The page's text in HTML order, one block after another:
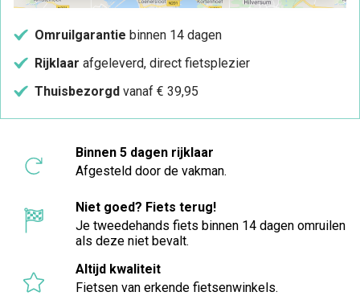
Omruilgarantie binnen 14 dagen
Rijklaar afgeleverd, direct fietsplezier
Thuisbezorgd vanaf € 39,95
Binnen 5 dagen rijklaar
Afgesteld door de vakman.
Niet goed? Fiets terug!
Je tweedehands fiets binnen 14 dagen omruilen
als deze niet bevalt.
Altijd kwaliteit
Fietsen van erkende fietsenwinkels.